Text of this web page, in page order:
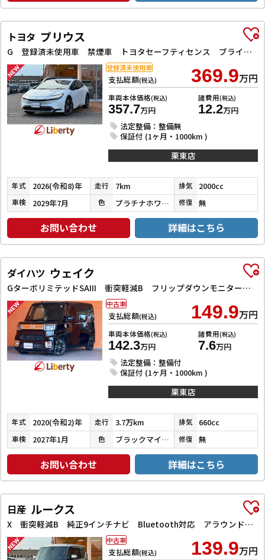
トヨタ プリウス
G 登録済未使用車 禁煙車 トヨタセーフティセンス ブラインドスポットモニター 純正ディスプレイ Bluetooth対応 ETC2．0 アダプティブクルーズコントロール 電子パーキング LEDヘッドライト
支払総額(税込) 369.9万円
車両本体価格(税込)
357.7万円
諸費用(税込)
12.2万円
法定整備：整備無
保証付 (1ヶ月・1000km )
登録済未使用車
栗東店
年式 2026(令和8)年 走行 7km 排気 2000cc
車検 2029年7月 色 プラチナホワイトパールマイカ 修復 無
お問い合わせ 詳細はこちら
ダイハツ ウェイク
GターボリミテッドSAIII 衝突軽減B フリップダウンモニター 純正ナビ Bluetooth対応 パノラマモニター LEDヘッドライト 両側自動ドア フォグライト スマートキー プッシュスタート アイドリングストップ
支払総額(税込) 149.9万円
車両本体価格(税込)
142.3万円
諸費用(税込)
7.6万円
法定整備：整備付
保証付 (1ヶ月・1000km )
中古車
栗東店
年式 2020(令和2)年 走行 3.7万km 排気 660cc
車検 2027年1月 色 ブラックマイカメタリック 修復 無
お問い合わせ 詳細はこちら
日産 ルークス
X 衝突軽減B 純正9インチナビ Bluetooth対応 アラウンドビューモニター LEDヘッドライト 左パワースライドドア スマートキー プッシュスタート アイドリングストップ オートエアコン
支払総額(税込) 139.9万円
中古車